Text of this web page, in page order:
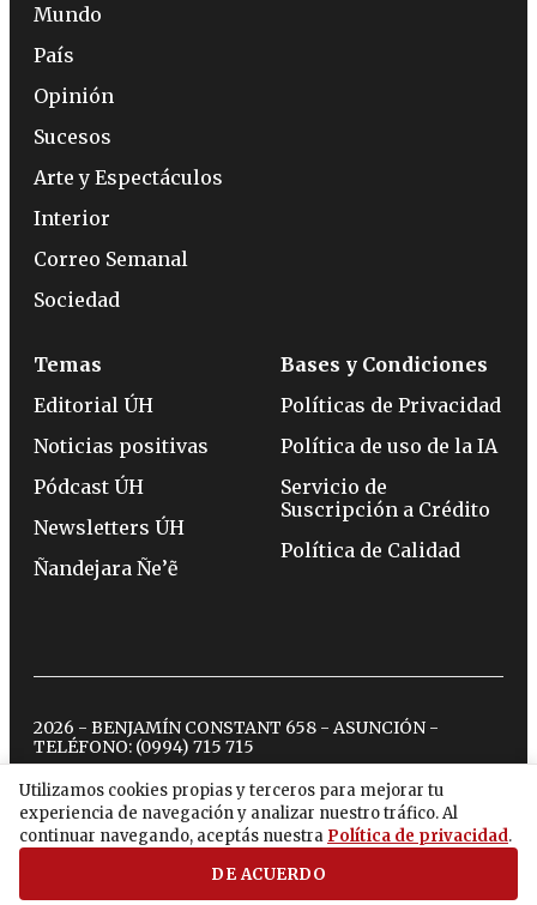
Utilizamos cookies propias y terceros para mejorar tu
experiencia de navegación y analizar nuestro tráfico. Al
continuar navegando, aceptás nuestra Política de privacidad.
DE ACUERDO
Mundo
País
Opinión
Sucesos
Arte y Espectáculos
Interior
Correo Semanal
Sociedad
Temas
Editorial ÚH
Noticias positivas
Pódcast ÚH
Newsletters ÚH
Ñandejara Ñe’ẽ
Bases y Condiciones
Políticas de Privacidad
Política de uso de la IA
Servicio de
Suscripción a Crédito
Política de Calidad
2026 - BENJAMÍN CONSTANT 658 - ASUNCIÓN -
TELÉFONO: (0994) 715 715
twitterinstagram
facebook
tiktokyoutubespotify